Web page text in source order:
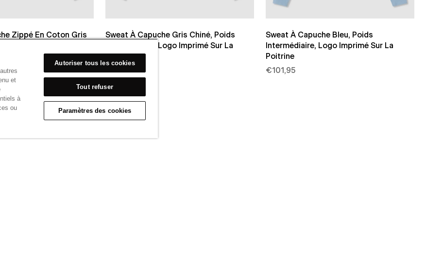
Zippé En Coton Gris
Sweat À Capuche Gris Chiné, Poids
Intermédiaire, Logo Imprimé Sur La
€101,95
Sweat À Capuche Bleu, Poids
Intermédiaire, Logo Imprimé Sur La
Poitrine
€101,95
VOIR PLUS
et
à
ou
Autoriser tous les cookies
Tout refuser
Paramètres des cookies